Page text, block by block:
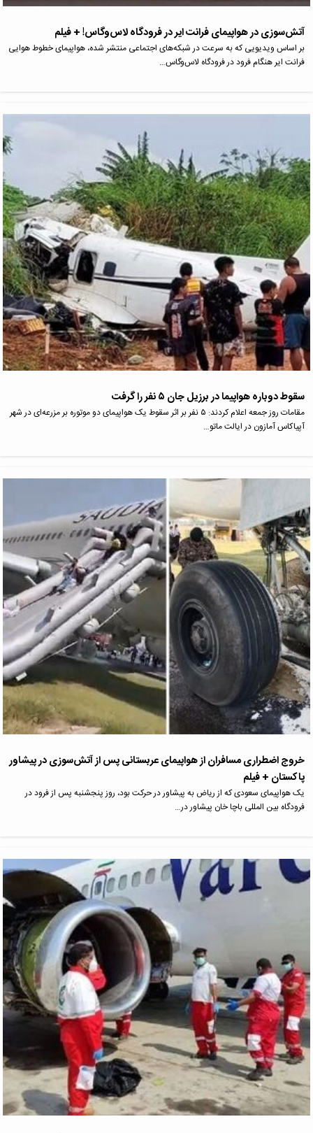
آتش‌سوزی در هواپیمای فرانت ایر در فرودگاه لاس‌وگاس! + فیلم
بر اساس ویدیویی که به سرعت در شبکه‌های اجتماعی منتشر شده، هواپیمای خطوط هوایی
فرانت ایر هنگام فرود در فرودگاه لاس‌وگاس…
سقوط دوباره هواپیما در برزیل جان ۵ نفر را گرفت
مقامات روز جمعه اعلام کردند: ۵ نفر بر اثر سقوط یک هواپیمای دو موتوره بر مزرعه‌ای در شهر
آپیاکاس آمازون در ایالت ماتو…
خروج اضطراری مسافران از هواپیمای عربستانی پس از آتش‌سوزی در پیشاور
پاکستان + فیلم
یک هواپیمای سعودی که از ریاض به پیشاور در حرکت بود، روز پنجشنبه پس از فرود در
فرودگاه بین المللی باچا خان پیشاور در…